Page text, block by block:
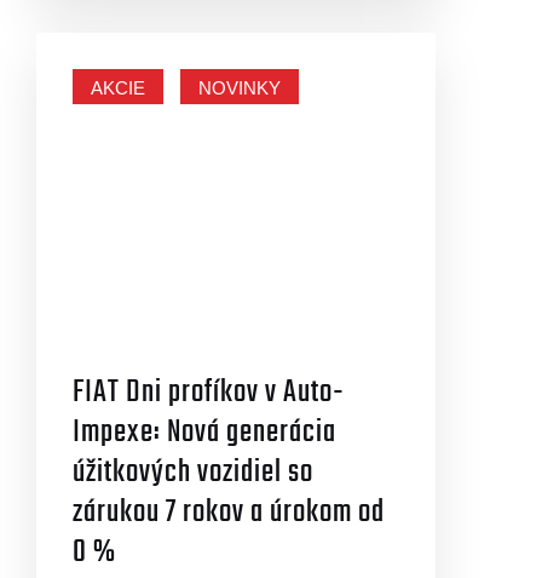
AKCIE NOVINKY
FIAT Dni profíkov v Auto-
Impexe: Nová generácia
úžitkových vozidiel so
zárukou 7 rokov a úrokom od
0 %